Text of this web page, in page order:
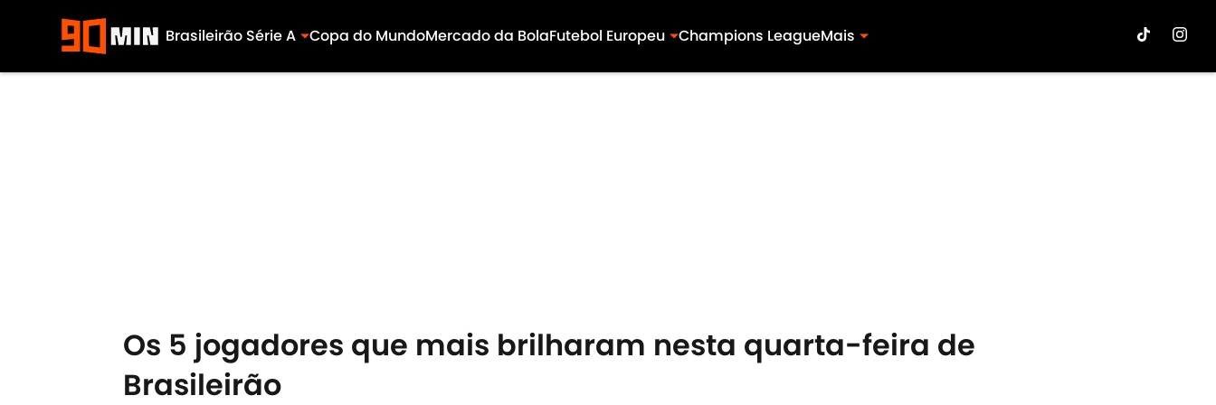
Brasileirão Série A Copa do MundoMercado da BolaFutebol Europeu Champions LeagueMais
Os 5 jogadores que mais brilharam nesta quarta-feira de
Brasileirão